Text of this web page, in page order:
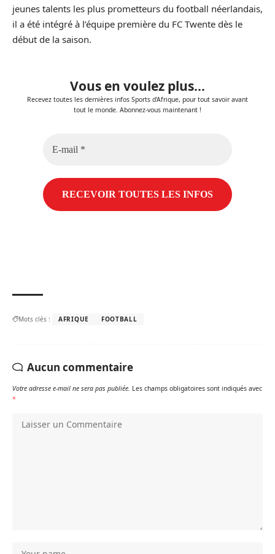
jeunes talents les plus prometteurs du football néerlandais,
il a été intégré à l’équipe première du FC Twente dès le
début de la saison.
Vous en voulez plus...
Recevez toutes les dernières infos Sports d'Afrique, pour tout savoir avant
tout le monde. Abonnez-vous maintenant !
Mots clés : AFRIQUE FOOTBALL
Aucun commentaire
Votre adresse e-mail ne sera pas publiée. Les champs obligatoires sont indiqués avec
*